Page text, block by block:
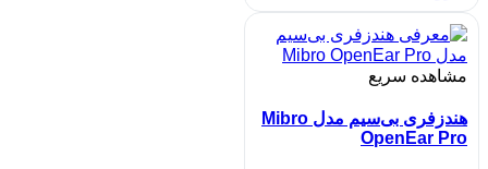
مشاهده سریع
هندزفری بی‌سیم مدل Mibro
OpenEar Pro